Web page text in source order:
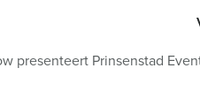
presenteert Prinsenstad